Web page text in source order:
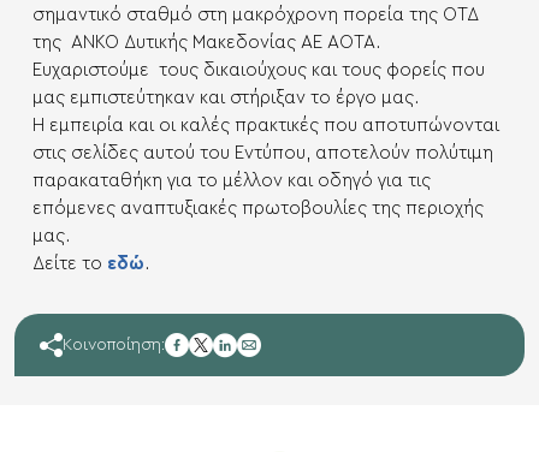
σημαντικό σταθμό στη μακρόχρονη πορεία της ΟΤΔ
της ΑΝΚΟ Δυτικής Μακεδονίας ΑΕ ΑΟΤΑ.
Ευχαριστούμε τους δικαιούχους και τους φορείς που
μας εμπιστεύτηκαν και στήριξαν το έργο μας.
Η εμπειρία και οι καλές πρακτικές που αποτυπώνονται
στις σελίδες αυτού του Εντύπου, αποτελούν πολύτιμη
παρακαταθήκη για το μέλλον και οδηγό για τις
επόμενες αναπτυξιακές πρωτοβουλίες της περιοχής
μας.
Δείτε το εδώ .
Κοινοποίηση: facebook
twitter
linkedin
mail